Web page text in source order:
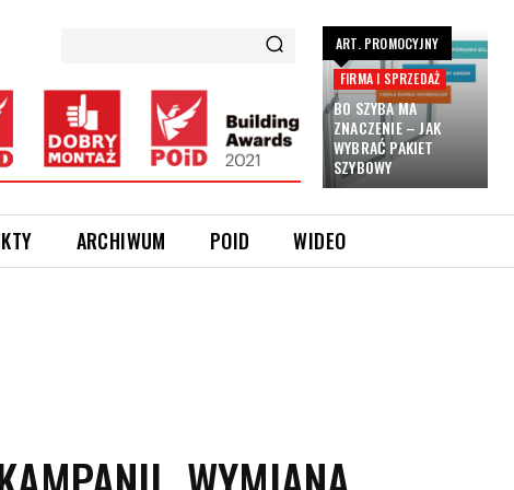
ART. PROMOCYJNY
FIRMA I SPRZEDAŻ
BO SZYBA MA
ZNACZENIE – JAK
WYBRAĆ PAKIET
SZYBOWY
ARCHIWUM POID WIDEO